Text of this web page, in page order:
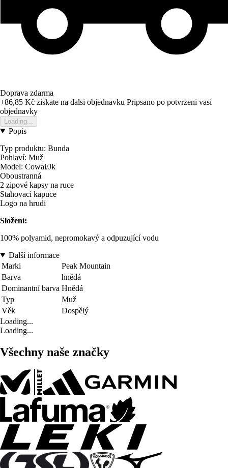
Doprava zdarma
+86,85 Kč ziskate na dalsi objednavku Pripsano po potvrzeni vasi
objednavky
Loading...
Popis
Typ produktu: Bunda
Pohlaví: Muž
Model: Cowai/Jk
Oboustranná
2 zipové kapsy na ruce
Stahovací kapuce
Logo na hrudi
Složení:
100% polyamid, nepromokavý a odpuzující vodu
Další informace
Marki
Peak Mountain
Barva
hnědá
Dominantní barva Hnědá
Typ
Muž
Věk
Dospělý
Loading...
Loading...
Všechny naše značky